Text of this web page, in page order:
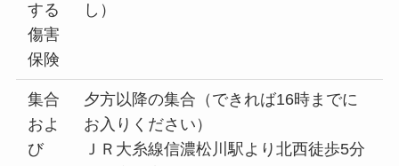
する
傷害
保険
し）
集合
およ
び
夕方以降の集合（できれば16時までに
お入りください）
ＪＲ大糸線信濃松川駅より北西徒歩5分